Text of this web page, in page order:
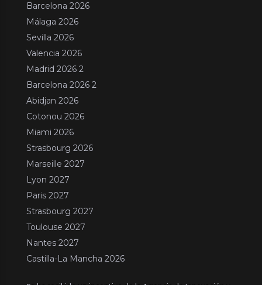
Barcelona 2026
Málaga 2026
Sevilla 2026
Valencia 2026
Madrid 2026 2
Barcelona 2026 2
Abidjan 2026
Cotonou 2026
Miami 2026
Strasbourg 2026
Marseille 2027
Lyon 2027
Paris 2027
Strasbourg 2027
Toulouse 2027
Nantes 2027
Castilla-La Mancha 2026